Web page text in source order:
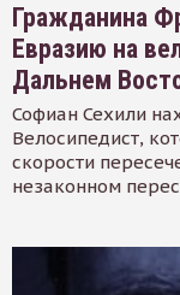
Гражданина
Евразию на
Дальнем
Софиан Сехили
Велосипедист,
скорости
незаконном